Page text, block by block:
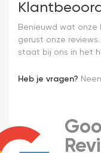
Benieuwd wat onze
gerust onze
staat bij ons in het
Heb je vragen?